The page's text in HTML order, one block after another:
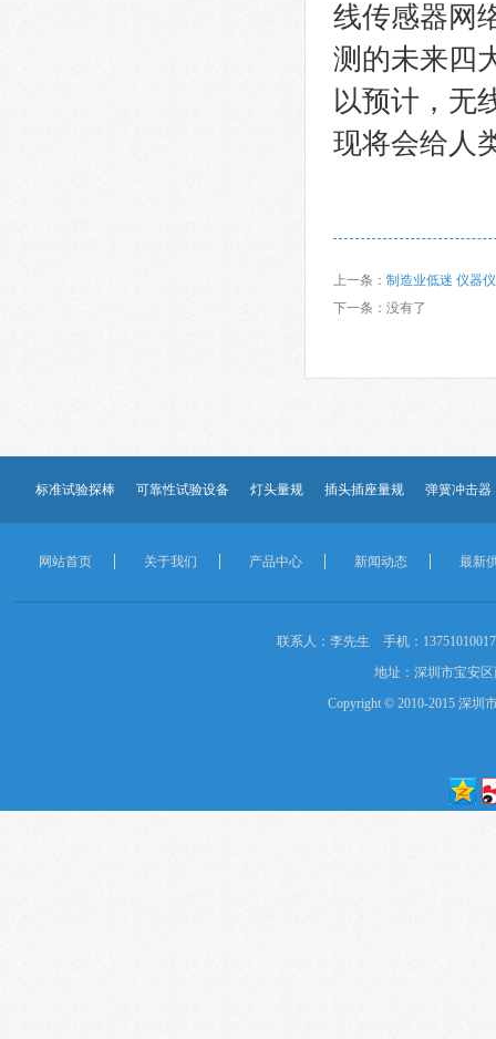
线传感器网
测的未来四
以预计，无
现将会给人
上一条： 制造业低迷 仪器
下一条： 没有了
标准试验探棒 可靠性试验设备 灯头量规 插头插座量规 弹簧冲击器
网站首页 关于我们 产品中心 新闻动态 最新
联系人：李先生 手机：
地址：深圳市宝安
Copyright © 2010-2015 深圳